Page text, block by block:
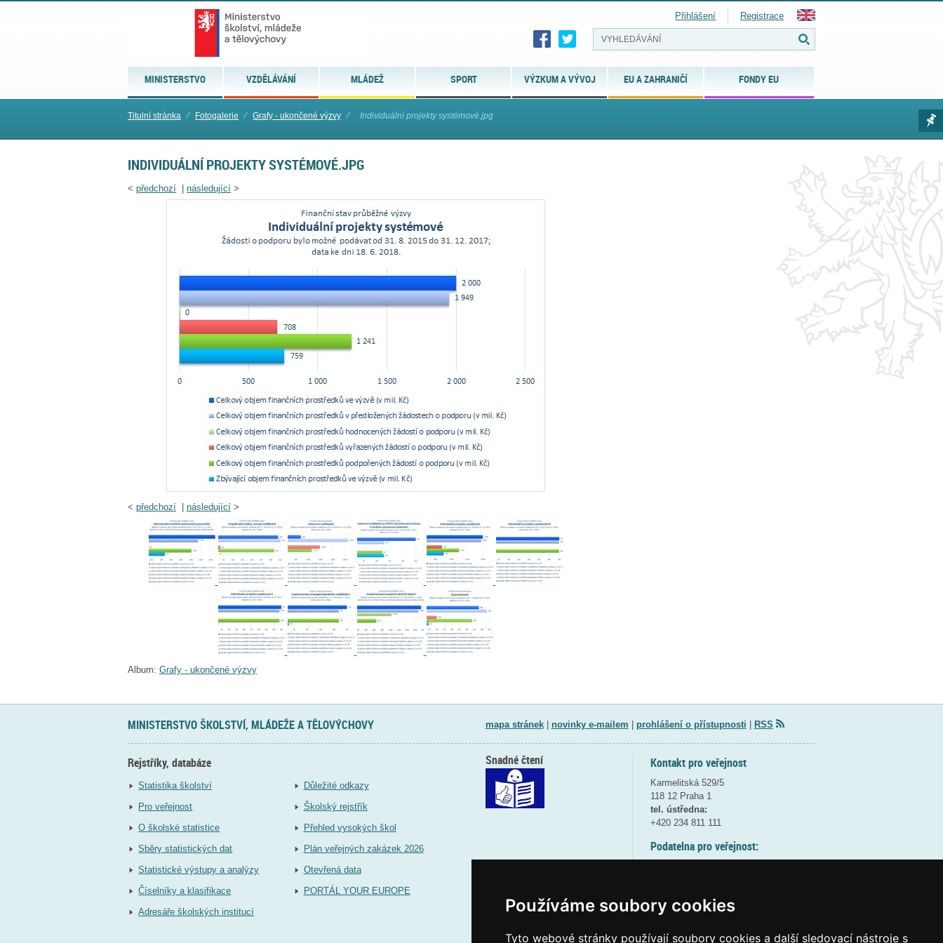
Používáme soubory cookies
Tyto webové stránky používají soubory cookies a další sledovací nástroje s
MINISTERSTVO VZDĚLÁVÁNÍ MLÁDEŽ SPORT VÝZKUM A VÝVOJ EU A ZAHRANIČÍ FONDY EU
Přihlášení Registrace
Titulní stránka ⁄ Fotogalerie ⁄ Grafy - ukončené výzvy ⁄ Individuální projekty systémové.jpg
INDIVIDUÁLNÍ PROJEKTY SYSTÉMOVÉ.JPG
< předchozí následující >
< předchozí následující >
Album: Grafy - ukončené výzvy
MINISTERSTVO ŠKOLSTVÍ, MLÁDEŽE A TĚLOVÝCHOVY mapa stránek| novinky e-mailem prohlášení o přístupnosti RSS
Rejstříky, databáze
Statistika školství
Pro veřejnost
O školské statistice
Sběry statistických dat
Statistické výstupy a analýzy
Číselníky a klasifikace
Adresáře školských institucí
Důležité odkazy
Školský rejstřík
Přehled vysokých škol
Plán veřejných zakázek 2026
Otevřená data
PORTÁL YOUR EUROPE
Kontakt pro veřejnost
Karmelitská 529/5
118 12 Praha 1
tel. ústředna:
+420 234 811 111
Podatelna pro veřejnost:
(více informací
Snadné čtení